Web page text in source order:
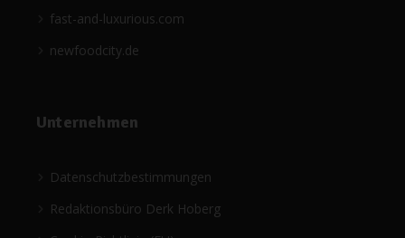
fast-and-luxurious.com
newfoodcity.de
Unternehmen
Datenschutzbestimmungen
Redaktionsbüro Derk Hoberg